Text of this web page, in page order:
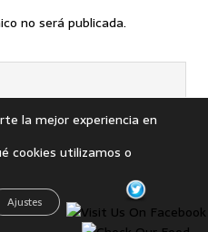
no será publicada.
la mejor experiencia en
cookies utilizamos o
Ajustes